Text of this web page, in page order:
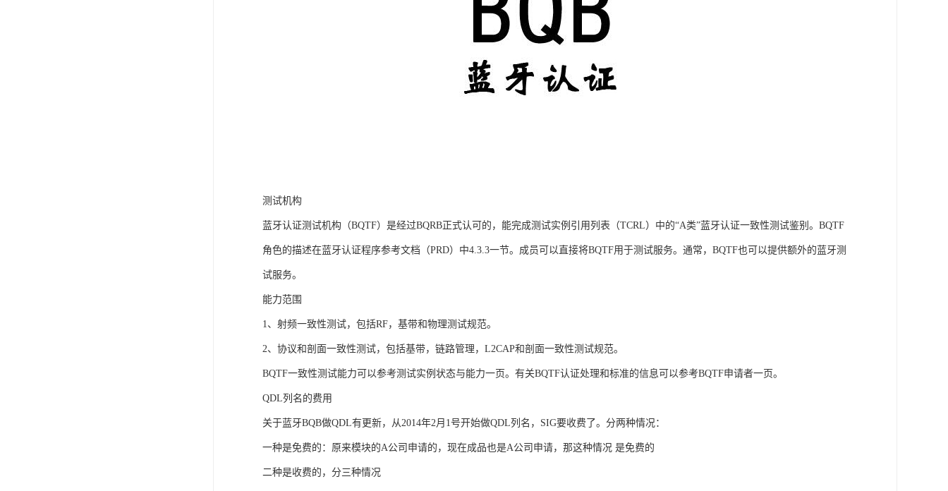
测试机构
蓝牙认证测试机构（BQTF）是经过BQRB正式认可的，能完成测试实例引用列表（TCRL）中的“A类”蓝牙认证一致性测试鉴别。BQTF
角色的描述在蓝牙认证程序参考文档（PRD）中4.3.3一节。成员可以直接将BQTF用于测试服务。通常，BQTF也可以提供额外的蓝牙测
试服务。
能力范围
1、射频一致性测试，包括RF，基带和物理测试规范。
2、协议和剖面一致性测试，包括基带，链路管理，L2CAP和剖面一致性测试规范。
BQTF一致性测试能力可以参考测试实例状态与能力一页。有关BQTF认证处理和标准的信息可以参考BQTF申请者一页。
QDL列名的费用
关于蓝牙BQB做QDL有更新，从2014年2月1号开始做QDL列名，SIG要收费了。分两种情况：
一种是免费的：原来模块的A公司申请的，现在成品也是A公司申请，那这种情况 是免费的
二种是收费的，分三种情况